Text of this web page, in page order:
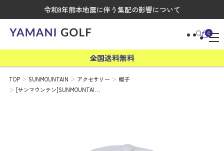
令和8年熊本地震に伴う集配の影響について
0
全国送料無料
TOP SUNMOUNTAIN アクセサリー
帽子
[サンマウンテン]SUNMOUNTAI…